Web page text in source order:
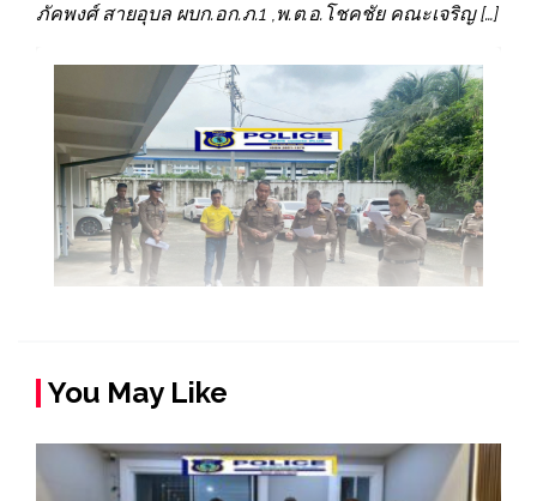
ภัคพงศ์ สายอุบล ผบก.อก.ภ.1 ,พ.ต.อ.โชคชัย คณะเจริญ […]
You May Like